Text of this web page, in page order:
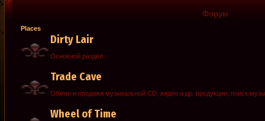
Форум
Places
Dirty Lair
Основной раздел
Trade Cave
Обмен и продажа музыкальной CD, видео и др. продукции, поиск
Wheel of Time